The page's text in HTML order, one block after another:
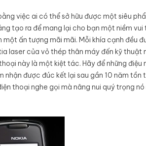
việc ai có thể sở hữu được một siêu
tạo ra để mang lại cho bạn một niềm vui
ấn tượng mãi mãi. Mỗi khía cạnh đều
laser của vỏ thép thân máy đến kỹ thuật
này là một kiệt tác. Hãy để những điệu
được đúc kết lại sau gần 10 năm tồn
thoại nghe gọi mà nâng nui quý trọng